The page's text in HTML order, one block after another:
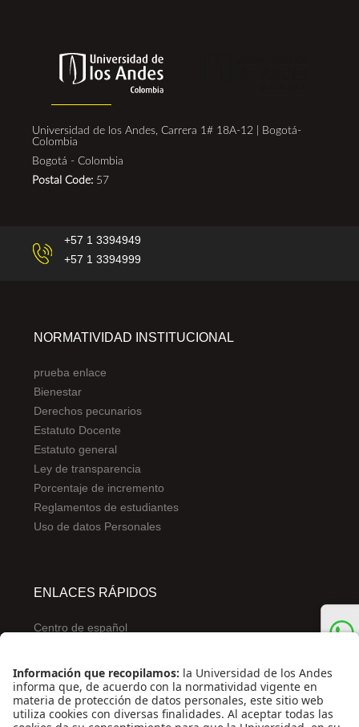
Universidad de los Andes, Carrera 1# 18A-12 | Bogotá-
Colombia
Bogotá - Colombia
Postal Code: 57
+57 1 3394949
+57 1 3394999
NORMATIVIDAD INSTITUCIONAL
prueba enlace
Bienestar
Derechos pecunarios
Estatuto Docente
Estatuto general
Ley de transparencia
Porcentaje de incremento
Reglamentos de estudiantes
Uso de datos Personales
ENLACES RÁPIDOS
Centro de español
Convivencia y transparencia
Emergencias: Extensión 0000
Eventos destacados
Mapa del Sitio